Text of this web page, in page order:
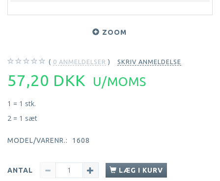
ZOOM
0 ANMELDELSER SKRIV ANMELDELSE
57,20 DKK U/MOMS
1 = 1 stk.
2 = 1 sæt
MODEL/VARENR.: 1608
ANTAL LÆG I KURV